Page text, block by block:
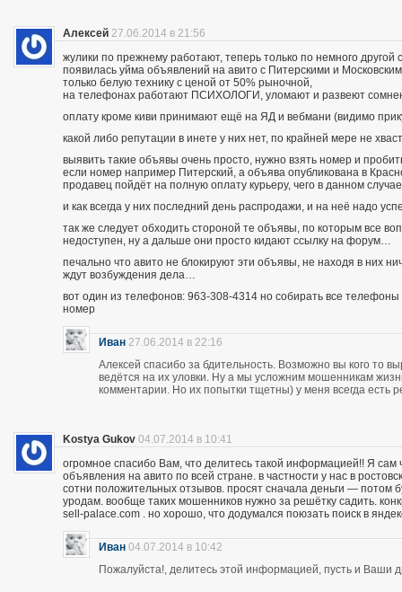
Алексей 27.06.2014 в 21:56
жулики по прежнему работают, теперь только по немного другой
появилась уйма объявлений на авито с Питерскими и
только белую технику с ценой от 50% рыночной,
на телефонах работают ПСИХОЛОГИ, уломают и развеют
оплату кроме киви принимают ещё на ЯД и вебмани (видимо
какой либо репутации в инете у них нет, по крайней мере не
выявить такие объявы очень просто, нужно взять номер и
если номер например Питерский, а объява опубликована в
продавец пойдёт на полную оплату курьеру, чего в данном
и как всегда у них последний день распродажи, и на неё надо
так же следует обходить стороной те объявы, по которым все
недоступен, ну а дальше они просто кидают ссылку на форум…
печально что авито не блокируют эти объявы, не находя в них
ждут возбуждения дела…
вот один из телефонов: 963-308-4314 но собирать все
номер
Иван 27.06.2014 в 22:16
Алексей спасибо за бдительность. Возможно вы кого то
ведётся на их уловки. Ну а мы усложним мошенникам
комментарии. Но их попытки тщетны) у меня всегда есть
Kostya Gukov 04.07.2014 в 10:41
огромное спасибо Вам, что делитесь такой информацией!! Я
объявления на авито по всей стране. в частности у нас в
сотни положительных отзывов. просят сначала деньги — потом
уродам. вообще таких мошенников нужно за решётку садить.
sell-palace.com . но хорошо, что додумался поюзать поиск в
Иван 04.07.2014 в 10:42
Пожалуйста!, делитесь этой информацией, пусть и Ваши